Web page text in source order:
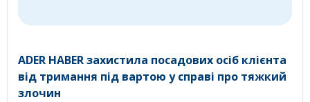
ADER HABER захистила посадових осіб клієнта
від тримання під вартою у справі про тяжкий
злочин